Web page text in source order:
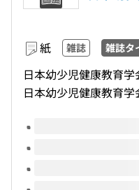
紙 雑誌 雑誌タ
日本幼少児健康教育
日本幼少児健康教育学
このタイトルの巻号